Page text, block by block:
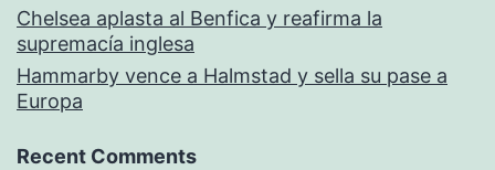
Chelsea aplasta al Benfica y reafirma la
supremacía inglesa
Hammarby vence a Halmstad y sella su pase a
Europa
Recent Comments